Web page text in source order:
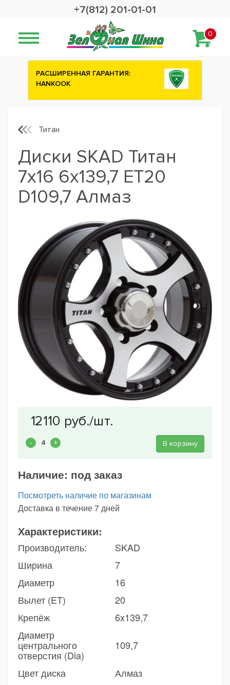
+7(812) 201-01-01
0
Сashback 2500 рублей на зимние
Титан
Диски SKAD Титан
7x16 6x139,7 ET20
D109,7 Алмаз
В корзину
Наличие: под заказ
Посмотреть наличие по магазинам
Доставка в течение 7 дней
Характеристики:
Производитель:
SKAD
Ширина
7
Диаметр
16
Вылет (ET)
20
Крепёж
6x139,7
Диаметр
центрального
отверстия (Dia)
109,7
Цвет диска Алмаз